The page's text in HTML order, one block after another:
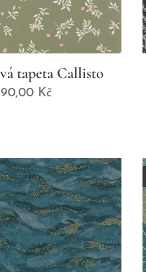
tapeta Callisto
Kč